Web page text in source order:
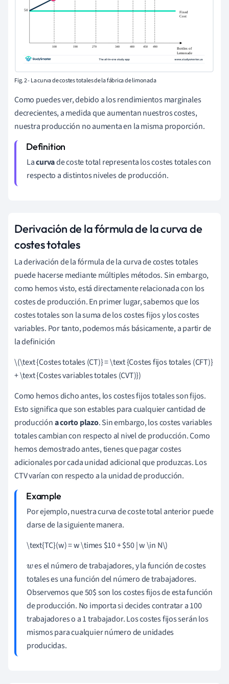
Fig. 2 - La curva de costes totales de la fábrica de limonada
Como puedes ver, debido a los rendimientos marginales
decrecientes, a medida que aumentan nuestros costes,
nuestra producción no aumenta en la misma proporción.
Lacurvade coste total representa los costes totales con
respecto a distintos niveles de producción.
Derivación de la fórmula de la curva de
costes totales
La derivación de la fórmula de la curva de costes totales
puede hacerse mediante múltiples métodos. Sin embargo,
como hemos visto, está directamente relacionada con los
costes de producción. En primer lugar, sabemos que los
costes totales son la suma de los costes fijos y los costes
variables. Por tanto, podemos más básicamente, a partir de
la definición
\(\text {Costes totales (CT)} = \text {Costes fijos totales (CFT)}
+ \text {Costes variables totales (CVT)})
Como hemos dicho antes, los costes fijos totales son fijos.
Esto significa que son estables para cualquier cantidad de
produccióna corto plazo. Sin embargo, los costes variables
totales cambian con respecto al nivel de producción. Como
hemos demostrado antes, tienes que pagar costes
adicionales por cada unidad adicional que produzcas. Los
CTV varían con respecto a la unidad de producción.
Por ejemplo, nuestra curva de coste total anterior puede
darse de la siguiente manera.
\text{TC}(w) = w \times $10 + $50 | w \in N\)
wes el número de trabajadores, y la función de costes
totales es una función del número de trabajadores.
Observemos que 50$ son los costes fijos de esta función
de producción. No importa si decides contratar a 100
trabajadores o a 1 trabajador. Los costes fijos serán los
mismos para cualquier número de unidades
producidas.